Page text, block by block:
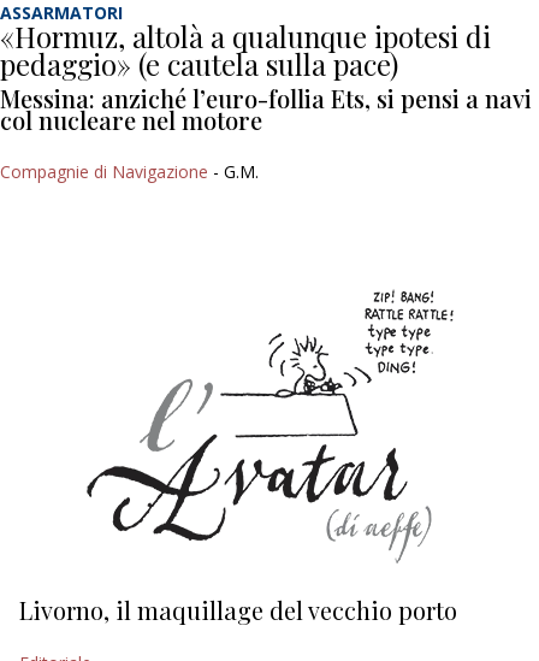
ASSARMATORI
«Hormuz, altolà a qualunque ipotesi di
pedaggio» (e cautela sulla pace)
Messina: anziché l’euro-follia Ets, si pensi a navi
col nucleare nel motore
Compagnie di Navigazione - G.M.
Livorno, il maquillage del vecchio porto